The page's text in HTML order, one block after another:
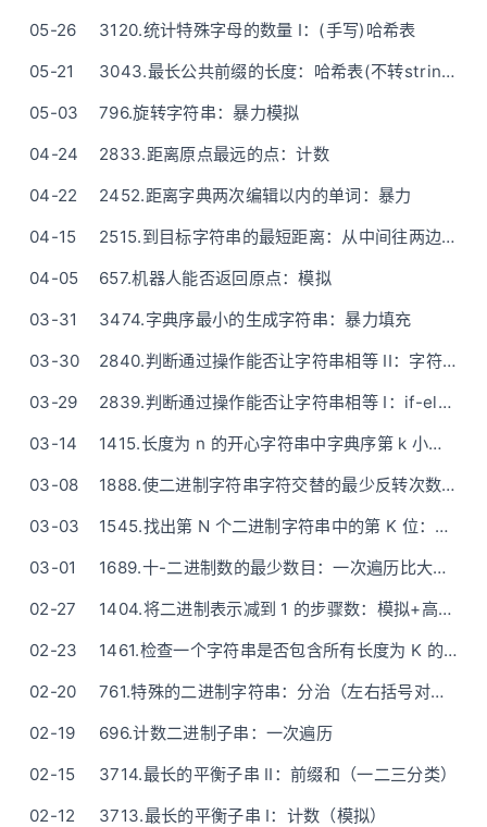
05-26
3120.统计特殊字母的数量 I：(手写)哈希表
05-21
3043.最长公共前缀的长度：哈希表(不转string)
05-03
796.旋转字符串：暴力模拟
04-24
2833.距离原点最远的点：计数
04-22
2452.距离字典两次编辑以内的单词：暴力
04-15
2515.到目标字符串的最短距离：从中间往两边遍历
04-05
657.机器人能否返回原点：模拟
03-31
3474.字典序最小的生成字符串：暴力填充
03-30
2840.判断通过操作能否让字符串相等 II：字符串排序或哈希表
03-29
2839.判断通过操作能否让字符串相等 I：if-else（两两判断）
03-14
1415.长度为 n 的开心字符串中字典序第 k 小的字符串：DFS构造 / 数学O(n)
03-08
1888.使二进制字符串字符交替的最少反转次数：前缀和O(1)
03-03
1545.找出第 N 个二进制字符串中的第 K 位：模拟 或 递归(数学)
03-01
1689.十-二进制数的最少数目：一次遍历比大小（脑筋急转弯）
02-27
1404.将二进制表示减到 1 的步骤数：模拟+高精度模拟玩玩(运算符重载)
02-23
1461.检查一个字符串是否包含所有长度为 K 的二进制子串：哈希表存放所有长度为k的子串
02-20
761.特殊的二进制字符串：分治（左右括号对移动）
02-19
696.计数二进制子串：一次遍历
02-15
3714.最长的平衡子串 II：前缀和（一二三分类）
02-12
3713.最长的平衡子串 I：计数（模拟）